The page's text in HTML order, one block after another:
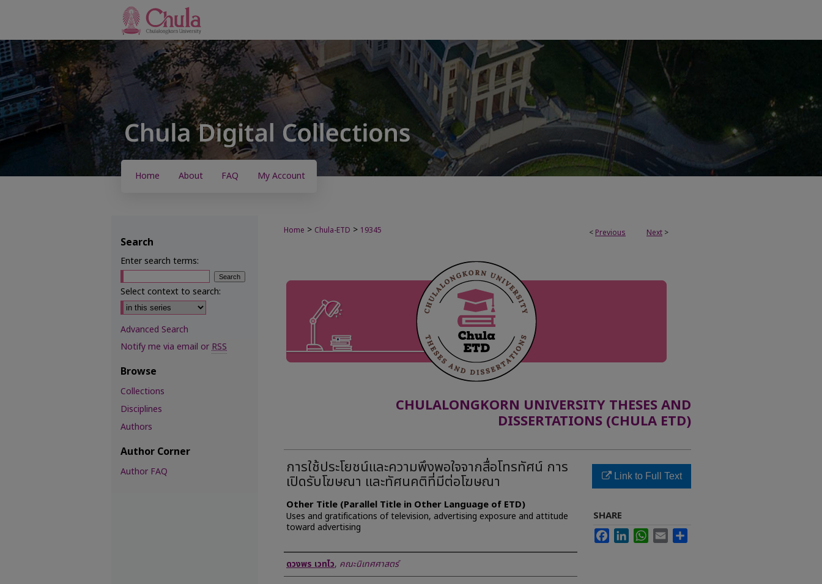
Home About FAQ My Account
< Previous Next >
Home > Chula-ETD > 19345
CHULALONGKORN UNIVERSITY THESES AND
DISSERTATIONS (CHULA ETD)
การใช้ประโยชน์และความพึงพอใจจากสื่อโทรทัศน์ การ
เปิดรับโฆษณา และทัศนคติที่มีต่อโฆษณา
Other Title (Parallel Title in Other Language of ETD)
Uses and gratifications of television, advertising exposure and attitude
toward advertising
Author
ดวงพร เวทไว, คณะนิเทศศาสตร์
Link to Full Text
SHARE
FacebookLinkedInWhatsApp
Email
Search
Enter search terms:
Select context to search:
Advanced Search
Notify me via email orRSS
Browse
Collections
Disciplines
Authors
Author Corner
Author FAQ